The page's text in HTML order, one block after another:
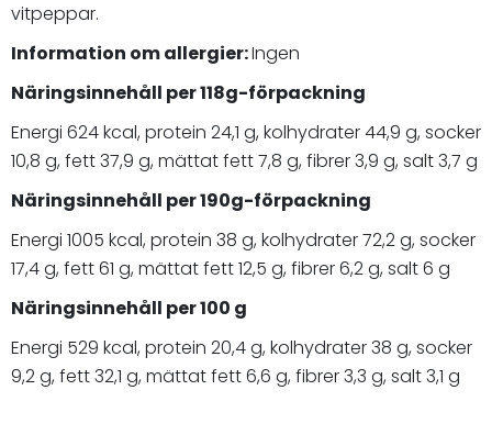
vitpeppar.
Information om allergier:Ingen
Näringsinnehåll per 118g-förpackning
Energi 624 kcal, protein 24,1 g, kolhydrater 44,9 g, socker
10,8 g, fett 37,9 g, mättat fett 7,8 g, fibrer 3,9 g, salt 3,7 g
Näringsinnehåll per 190g-förpackning
Energi 1005 kcal, protein 38 g, kolhydrater 72,2 g, socker
17,4 g, fett 61 g, mättat fett 12,5 g, fibrer 6,2 g, salt 6 g
Näringsinnehåll per 100 g
Energi 529 kcal, protein 20,4 g, kolhydrater 38 g, socker
9,2 g, fett 32,1 g, mättat fett 6,6 g, fibrer 3,3 g, salt 3,1 g